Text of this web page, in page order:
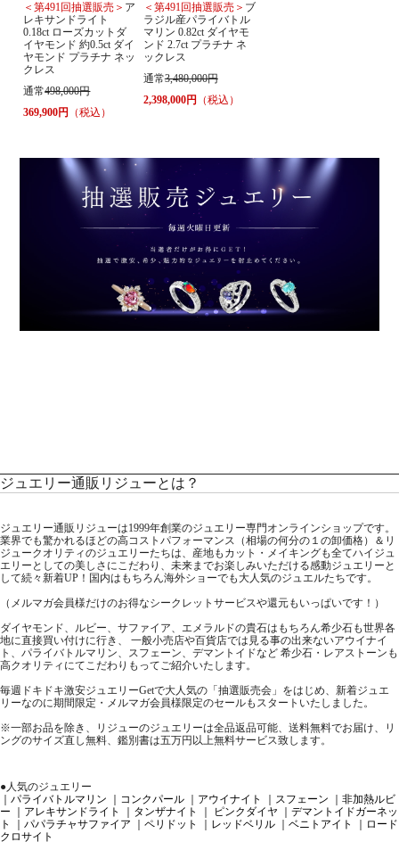
＜第491回抽選販売＞ ア
レキサンドライト
0.18ct ローズカットダ
イヤモンド 約0.5ct ダイ
ヤモンド プラチナ ネッ
クレス
通常498,000円
369,900円
（税込）
＜第491回抽選販売＞ ブ
ラジル産パライバトル
マリン 0.82ct ダイヤモ
ンド 2.7ct プラチナ ネ
ックレス
通常3,480,000円
2,398,000円
（税込）
ジュエリー通販リジューとは？
ジュエリー通販リジューは1999年創業のジュエリー専門オンラインショップです。
業界でも驚かれるほどの高コストパフォーマンス（相場の何分の１の卸価格）＆リ
ジュークオリティのジュエリーたちは、産地もカット・メイキングも全てハイジュ
エリーとしての美しさにこだわり、未来までお楽しみいただける感動ジュエリーと
して続々新着UP！国内はもちろん海外ショーでも大人気のジュエルたちです。
（メルマガ会員様だけのお得なシークレットサービスや還元もいっぱいです！）
ダイヤモンド、ルビー、サファイア、エメラルドの貴石はもちろん希少石も世界各
地に直接買い付けに行き、 一般小売店や百貨店では見る事の出来ないアウイナイ
ト、パライバトルマリン、スフェーン、デマントイドなど 希少石・レアストーンも
高クオリティにてこだわりもってご紹介いたします。
毎週ドキドキ激安ジュエリーGetで大人気の「抽選販売会」をはじめ、新着ジュエ
リーなのに期間限定・メルマガ会員様限定のセールもスタートいたしました。
※一部お品を除き、リジューのジュエリーは全品返品可能、送料無料でお届け、リ
ングのサイズ直し無料、鑑別書は五万円以上無料サービス致します。
●人気のジュエリー
｜パライバトルマリン
｜コンクパール ｜アウイナイト ｜スフェーン
｜非加熱ルビ
ー
｜アレキサンドライト ｜タンザナイト ｜ ピンクダイヤ
｜デマントイドガーネッ
ト
｜パパラチャサファイア ｜ペリドット ｜レッドベリル ｜ベニトアイト
｜ロード
クロサイト